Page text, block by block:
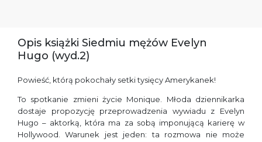
Opis książki Siedmiu mężów Evelyn
Hugo (wyd.2)
Powieść, którą pokochały setki tysięcy Amerykanek!
To spotkanie zmieni życie Monique. Młoda dziennikarka
dostaje propozycję przeprowadzenia wywiadu z Evelyn
Hugo – aktorką, która ma za sobą imponującą karierę w
Hollywood. Warunek jest jeden: ta rozmowa nie może